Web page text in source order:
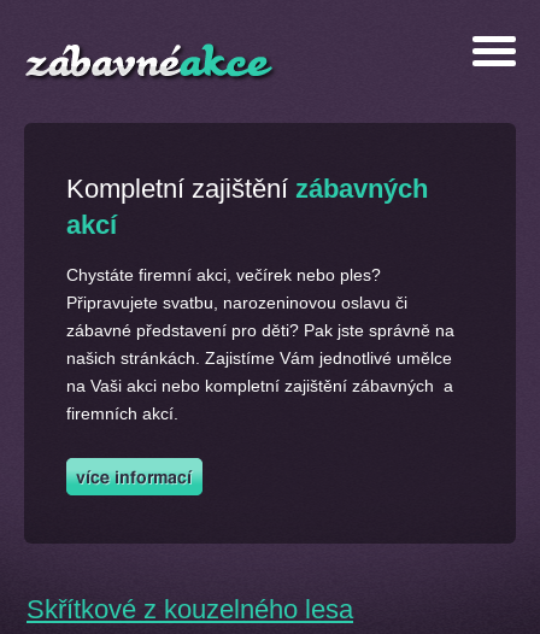
Kompletní zajištění zábavných
akcí
Chystáte firemní akci, večírek nebo ples?
Připravujete svatbu, narozeninovou oslavu či
zábavné představení pro děti? Pak jste správně na
našich stránkách. Zajistíme Vám jednotlivé umělce
na Vaši akci nebo kompletní zajištění zábavných a
firemních akcí.
Skřítkové z kouzelného lesa